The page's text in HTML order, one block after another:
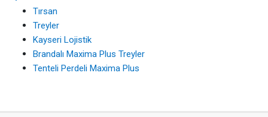
Tırsan
Treyler
Kayseri Lojistik
Brandalı Maxima Plus Treyler
Tenteli Perdeli Maxima Plus